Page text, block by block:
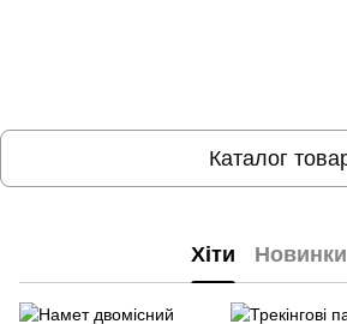
Каталог
Хіти Новинки